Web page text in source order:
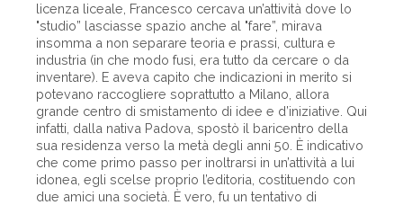
licenza liceale, Francesco cercava un’attività dove lo
"studio” lasciasse spazio anche al "fare”, mirava
insomma a non separare teoria e prassi, cultura e
industria (in che modo fusi, era tutto da cercare o da
inventare). E aveva capito che indicazioni in merito si
potevano raccogliere soprattutto a Milano, allora
grande centro di smistamento di idee e d’iniziative. Qui
infatti, dalla nativa Padova, spostò il baricentro della
sua residenza verso la metà degli anni 50. È indicativo
che come primo passo per inoltrarsi in un’attività a lui
idonea, egli scelse proprio l’editoria, costituendo con
due amici una società. È vero, fu un tentativo di